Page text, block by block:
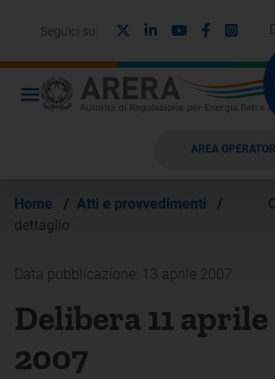
Seguici su: LinkedinYoutubeFacebook
AREA
Home / Atti e provvedimenti
/
dettaglio
Data pubblicazione: 13 aprile 2007
Delibera 11 aprile
2007